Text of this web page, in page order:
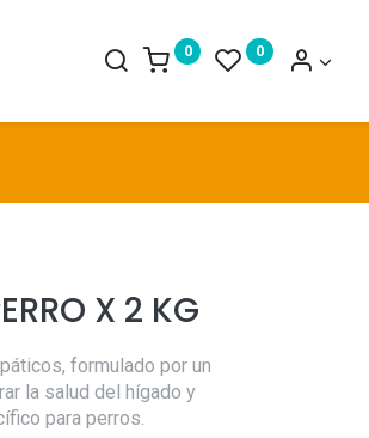
0 0
X 2 KG
formulado por un
la salud del hígado y
para perros.